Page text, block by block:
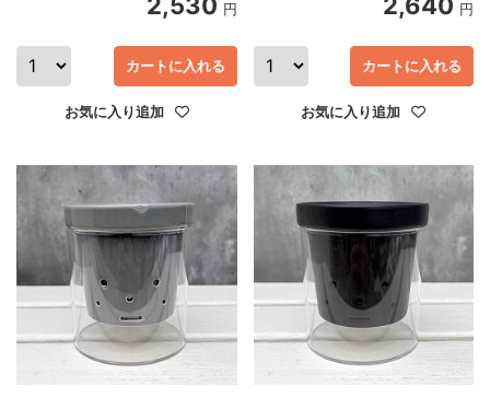
円
カートに入れる
お気に入り追加
円
カートに入れる
お気に入り追加